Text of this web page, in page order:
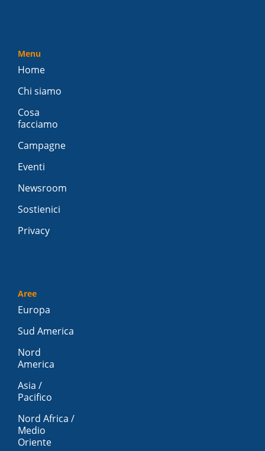
Menu
Home
Chi siamo
Cosa
facciamo
Campagne
Eventi
Newsroom
Sostienici
Privacy
Aree
Europa
Sud America
Nord
America
Asia /
Pacifico
Nord Africa /
Medio
Oriente